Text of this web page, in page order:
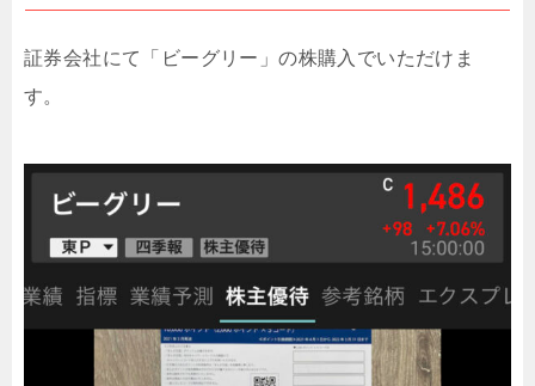
証券会社にて「ビーグリー」の株購入でいただけま
す。